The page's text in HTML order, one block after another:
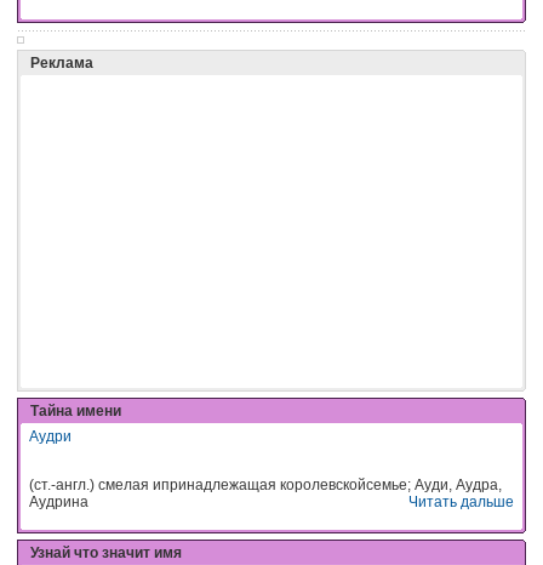
Реклама
Тайна имени
Аудри
(ст.-англ.) смелая ипринадлежащая королевскойсемье; Ауди, Аудра,
Аудрина
Читать дальше
Узнай что значит имя